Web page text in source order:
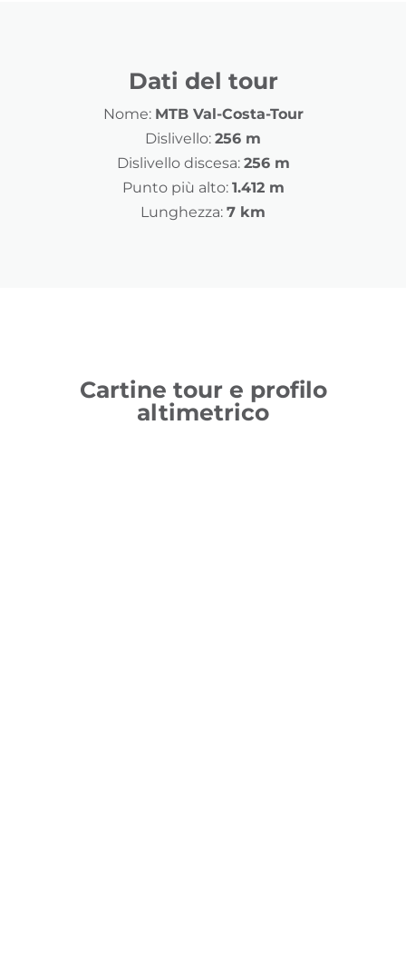
Dati del tour
Nome: MTB Val-Costa-Tour
Dislivello: 256 m
Dislivello discesa: 256 m
Punto più alto: 1.412 m
Lunghezza: 7 km
Cartine tour e profilo
altimetrico